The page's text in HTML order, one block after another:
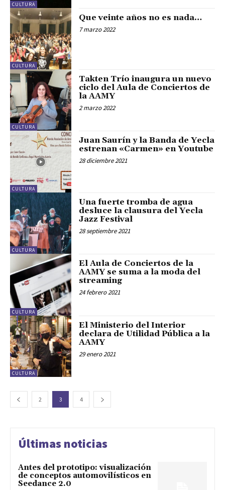
CULTURA
CULTURA
Que veinte años no es nada…
7 marzo 2022
CULTURA
Takten Trío inaugura un nuevo
ciclo del Aula de Conciertos de
la AAMY
2 marzo 2022
CULTURA
Juan Saurín y la Banda de Yecla
estrenan «Carmen» en Youtube
28 diciembre 2021
CULTURA
Una fuerte tromba de agua
desluce la clausura del Yecla
Jazz Festival
28 septiembre 2021
CULTURA
El Aula de Conciertos de la
AAMY se suma a la moda del
streaming
24 febrero 2021
CULTURA
El Ministerio del Interior
declara de Utilidad Pública a la
AAMY
29 enero 2021
2 3 4
Últimas noticias
Antes del prototipo: visualización
de conceptos automovilísticos en
Seedance 2.0